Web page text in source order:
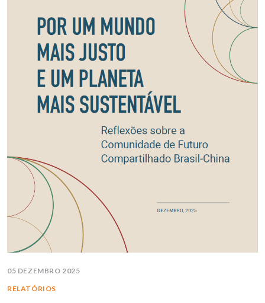
05 DEZEMBRO 2025
RELATÓRIOS